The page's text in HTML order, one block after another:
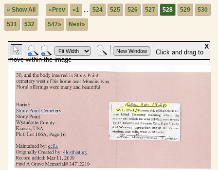
» Show All «Prev «1 ... 524 525 526 527 528 529 530
531 532 ... 547» Next»